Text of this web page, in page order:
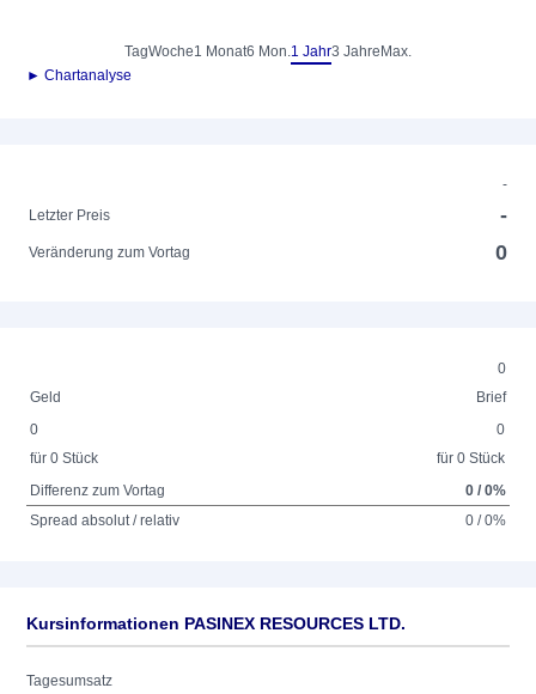
TagWoche1 Monat6 Mon.1 Jahr3 Jahre Max.
► Chartanalyse
-
Letzter Preis
-
Veränderung zum Vortag 0
0
Geld
Brief
0
für 0 Stück
0
für 0 Stück
Differenz zum Vortag
0 / 0%
Spread absolut / relativ
0 / 0%
Kursinformationen PASINEX RESOURCES LTD.
Tagesumsatz